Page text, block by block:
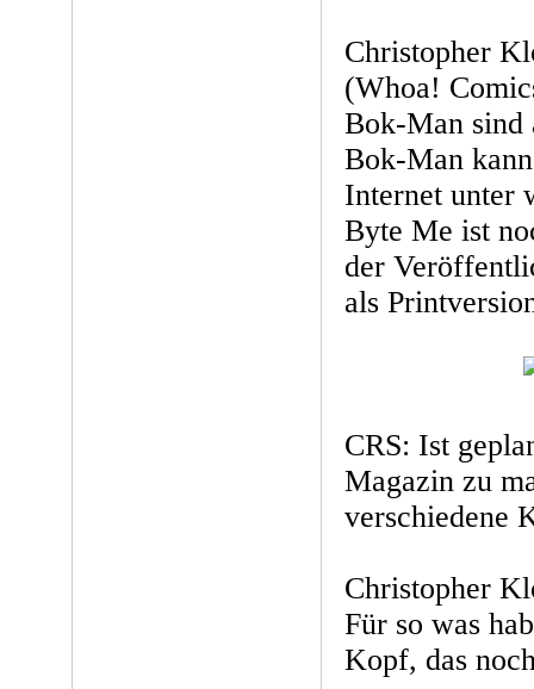
Christopher
(Whoa!
Bok-Man sind
Bok-Man
Internet unter
Byte Me ist
der
als
CRS: Ist
Magazin zu
verschiedene
Christopher
Für so was
Kopf, das